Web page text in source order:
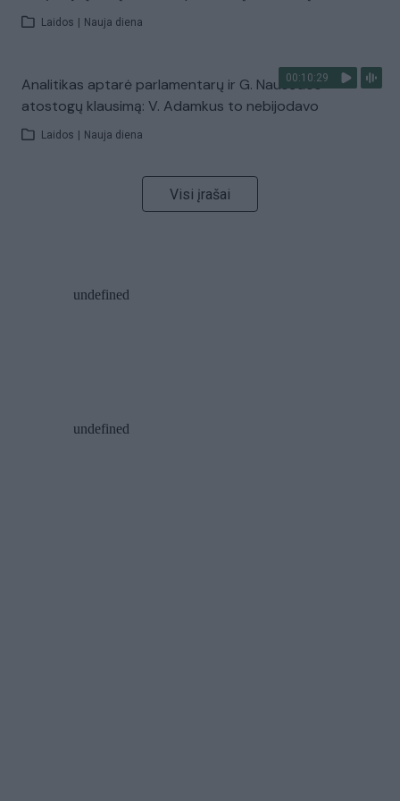
Laidos Nauja diena
00:10:29
Analitikas aptarė parlamentarų ir G. Nausėdos
atostogų klausimą: V. Adamkus to nebijodavo
Laidos Nauja diena
Visi įrašai